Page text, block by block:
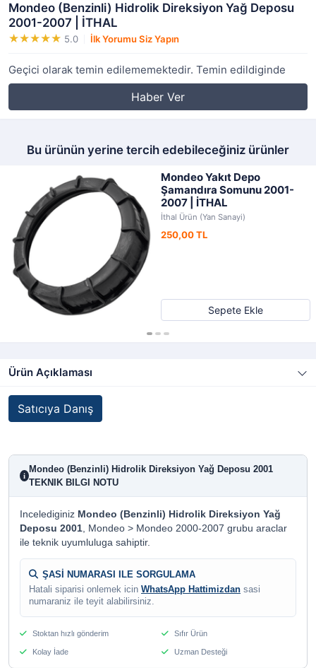
Mondeo (Benzinli) Hidrolik Direksiyon Yağ Deposu
2001-2007 | İTHAL
5.0 İlk Yorumu Siz Yapın
Geçici olarak temin edilememektedir. Temin edildiginde
Haber Ver
Bu ürünün yerine tercih edebileceğiniz ürünler
Mondeo Yakıt Depo
Şamandıra Somunu 2001-
2007 | İTHAL
İthal Ürün (Yan Sanayi)
250,00 TL
Sepete Ekle
Ürün Açıklaması
Satıcıya Danış
i
Mondeo (Benzinli) Hidrolik Direksiyon Yağ Deposu 2001
TEKNIK BILGI NOTU
Incelediginiz Mondeo (Benzinli) Hidrolik Direksiyon Yağ
Deposu 2001, Mondeo > Mondeo 2000-2007 grubu araclar
ile teknik uyumluluga sahiptir.
ŞASİ NUMARASI ILE SORGULAMA
Hatali siparisi onlemek icin WhatsApp Hattimizdan sasi
numaraniz ile teyit alabilirsiniz.
Stoktan hızlı gönderim Sıfır Ürün
Kolay İade Uzman Desteği